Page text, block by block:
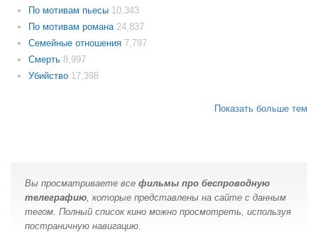
По мотивам пьесы 10,343
По мотивам романа 24,837
Семейные отношения 7,797
Смерть 8,997
Убийство 17,398
Показать больше тем
Вы просматриваете все фильмы про беспроводную
телеграфию, которые представлены на сайте с данным
тегом. Полный список кино можно просмотреть, используя
постраничную навигацию.